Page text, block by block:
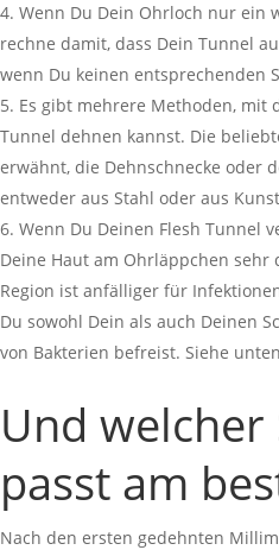
Wenn Du Dein Ohrloch nur ein
rechne damit, dass Dein Tunnel
wenn Du keinen entsprechenden
Es gibt mehrere Methoden, mit
Tunnel dehnen kannst. Die
erwähnt, die Dehnschnecke oder
entweder aus Stahl oder aus
Wenn Du Deinen Flesh Tunnel
Deine Haut am Ohrläppchen sehr
Region ist anfälliger für
Du sowohl Dein als auch Deinen
von Bakterien befreist. Siehe
Und welcher
passt am
Nach den ersten gedehnten